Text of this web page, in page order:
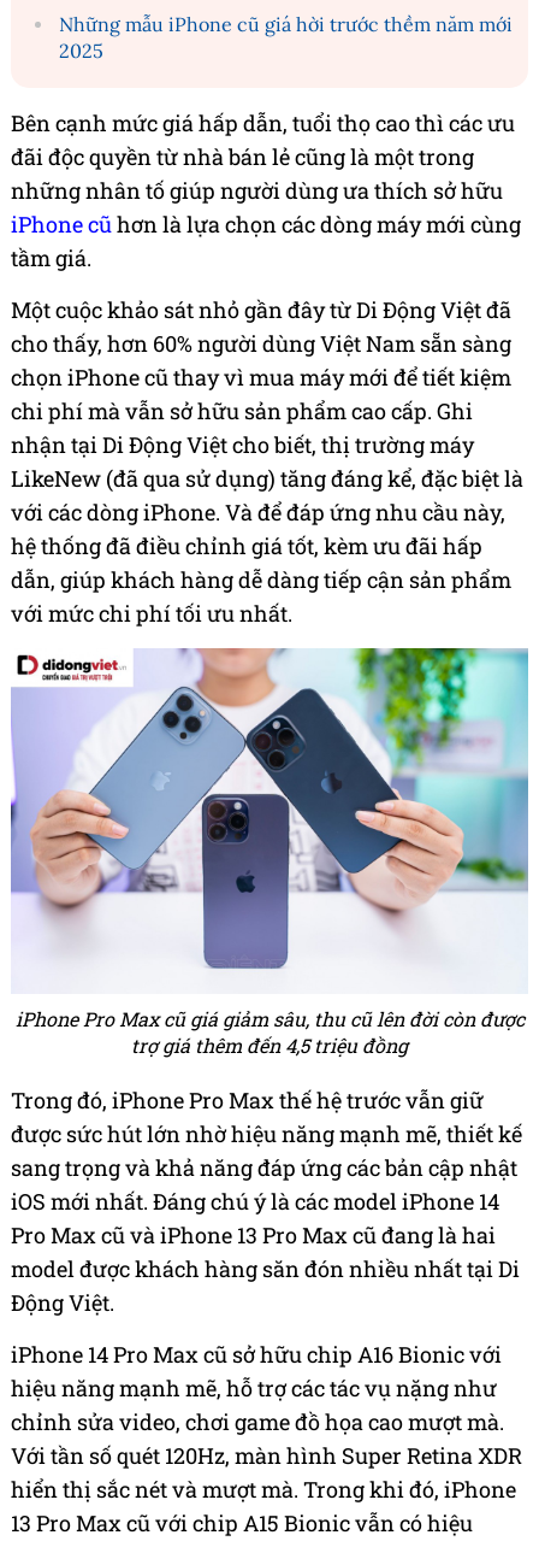
Những mẫu iPhone cũ giá hời trước thềm năm mới
2025
Bên cạnh mức giá hấp dẫn, tuổi thọ cao thì các ưu
đãi độc quyền từ nhà bán lẻ cũng là một trong
những nhân tố giúp người dùng ưa thích sở hữu
iPhone cũhơn là lựa chọn các dòng máy mới cùng
tầm giá.
Một cuộc khảo sát nhỏ gần đây từ Di Động Việt đã
cho thấy, hơn 60% người dùng Việt Nam sẵn sàng
chọn iPhone cũ thay vì mua máy mới để tiết kiệm
chi phí mà vẫn sở hữu sản phẩm cao cấp. Ghi
nhận tại Di Động Việt cho biết, thị trường máy
LikeNew (đã qua sử dụng) tăng đáng kể, đặc biệt là
với các dòng iPhone. Và để đáp ứng nhu cầu này,
hệ thống đã điều chỉnh giá tốt, kèm ưu đãi hấp
dẫn, giúp khách hàng dễ dàng tiếp cận sản phẩm
với mức chi phí tối ưu nhất.
iPhone Pro Max cũ giá giảm sâu, thu cũ lên đời còn được
trợ giá thêm đến 4,5 triệu đồng
Trong đó, iPhone Pro Max thế hệ trước vẫn giữ
được sức hút lớn nhờ hiệu năng mạnh mẽ, thiết kế
sang trọng và khả năng đáp ứng các bản cập nhật
iOS mới nhất. Đáng chú ý là các model iPhone 14
Pro Max cũ và iPhone 13 Pro Max cũ đang là hai
model được khách hàng săn đón nhiều nhất tại Di
Động Việt.
iPhone 14 Pro Max cũ sở hữu chip A16 Bionic với
hiệu năng mạnh mẽ, hỗ trợ các tác vụ nặng như
chỉnh sửa video, chơi game đồ họa cao mượt mà.
Với tần số quét 120Hz, màn hình Super Retina XDR
hiển thị sắc nét và mượt mà. Trong khi đó, iPhone
13 Pro Max cũ với chip A15 Bionic vẫn có hiệu